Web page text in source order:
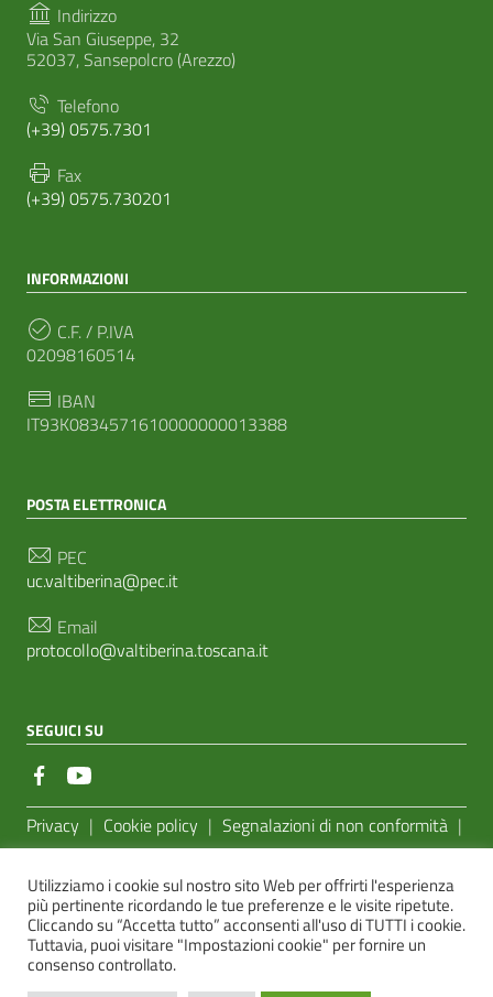
Indirizzo
Via San Giuseppe, 32
52037, Sansepolcro (Arezzo)
Telefono
(+39) 0575.7301
Fax
(+39) 0575.730201
INFORMAZIONI
C.F. / P.IVA
02098160514
IBAN
IT93K0834571610000000013388
POSTA ELETTRONICA
PEC
uc.valtiberina@pec.it
Email
protocollo@valtiberina.toscana.it
SEGUICI SU
Sezione Link Utili
Privacy | Cookie policy | Segnalazioni di non conformità |
AgID
Sito realizzato dallae-Linking Online Systems S.r.l.
Utilizziamo i cookie sul nostro sito Web per offrirti l'esperienza
più pertinente ricordando le tue preferenze e le visite ripetute.
Cliccando su “Accetta tutto” acconsenti all'uso di TUTTI i cookie.
Tuttavia, puoi visitare "Impostazioni cookie" per fornire un
consenso controllato.